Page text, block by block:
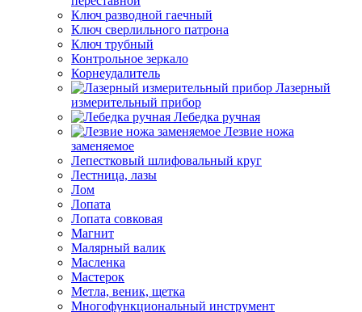
Ключ разводной гаечный
Ключ сверлильного патрона
Ключ трубный
Контрольное зеркало
Корнеудалитель
Лазерный
измерительный прибор
Лебедка ручная
Лезвие ножа
заменяемое
Лепестковый шлифовальный круг
Лестница, лазы
Лом
Лопата
Лопата совковая
Магнит
Малярный валик
Масленка
Мастерок
Метла, веник, щетка
Многофункциональный инструмент